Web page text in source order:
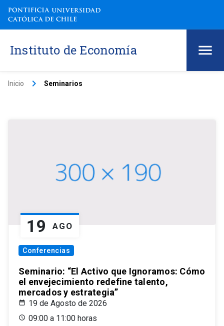
Instituto de Economía
Inicio keyboard_arrow_right Seminarios
19 AGO
Conferencias
Seminario: “El Activo que Ignoramos: Cómo
el envejecimiento redefine talento,
mercados y estrategia”
19 de Agosto de 2026
09:00 a 11:00 horas